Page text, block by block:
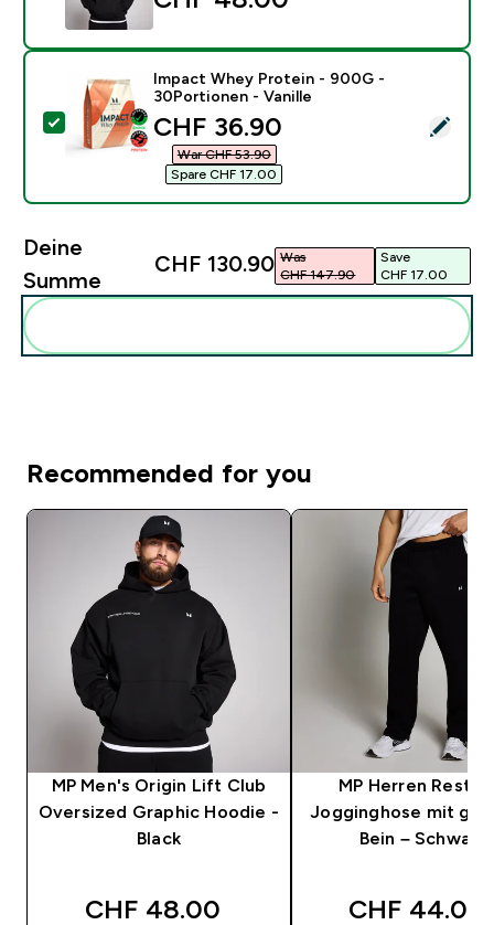
Dieses Produkt ausw�hlen - Impact Whey Protein -
Impact Whey Protein - 900G -
30Portionen - Vanille
discounted price
CHF 36.90‎
War CHF 53.90‎
Spare CHF 17.00‎
Deine
Summe
CHF 130.90‎ Was
CHF 147.90‎
Save
CHF 17.00‎
Recommended for you
MP Men's Origin Lift Club
Oversized Graphic Hoodie -
Black
CHF 48.00‎
MP Herren Rest
Jogginghose mit
Bein – Schwarz
CHF 44.00‎